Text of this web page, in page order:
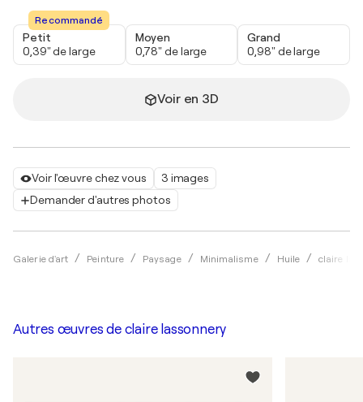
Voir l'œuvre chez vous
3 images
Demander d'autres photos
Galerie d'art Peinture Paysage Minimalisme Huile claire
Recommandé
Petit
0,39" de large
Moyen
0,78" de large
Grand
0,98" de large
Voir en 3D
Autres œuvres de claire lassonnery